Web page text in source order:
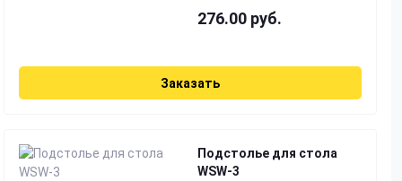
276.00 руб.
Заказать
Подстолье для стола
WSW-3